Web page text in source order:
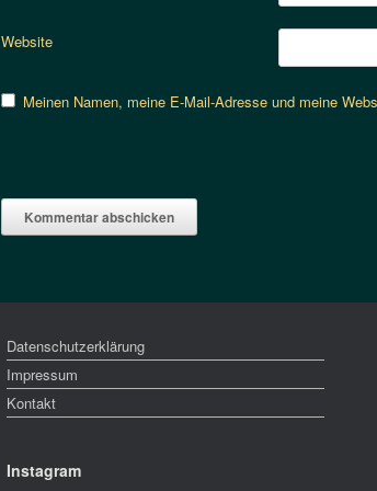
Website
Meinen Namen, meine E-Mail-Adresse und meine
Datenschutzerklärung
Impressum
Kontakt
Instagram